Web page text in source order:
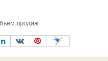
продаж